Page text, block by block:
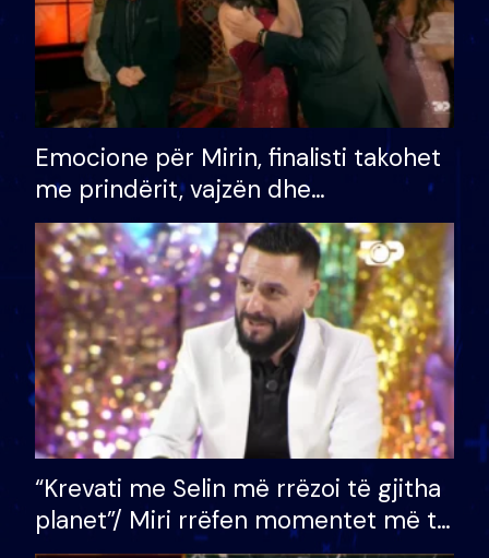
Emocione për Mirin, finalisti takohet
me prindërit, vajzën dhe
bashkëshorten: S’kemi ndonjë letër
divorci apo jo?
“Krevati me Selin më rrëzoi të gjitha
planet”/ Miri rrëfen momentet më të